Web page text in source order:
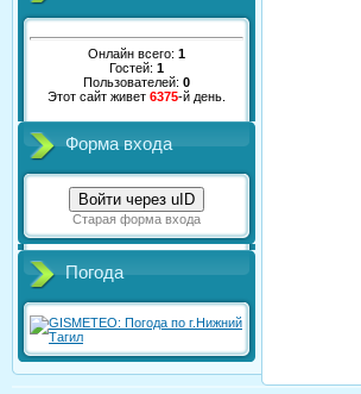
Онлайн всего: 1
Гостей: 1
Пользователей: 0
Этот сайт живет 6375-й день.
Форма входа
Войти через uID
Старая форма входа
Погода